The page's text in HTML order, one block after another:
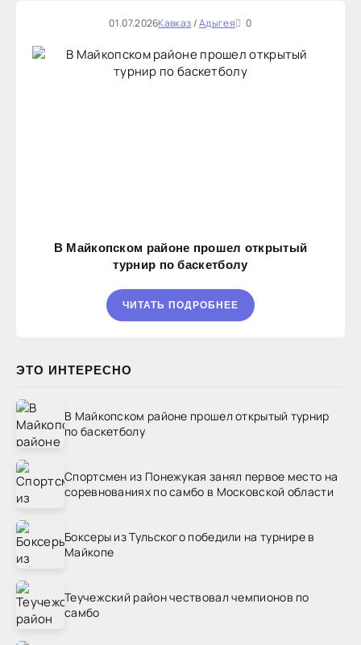
01.07.2026Кавказ/Адыгея 0
В Майкопском районе прошел открытый
турнир по баскетболу
ЧИТАТЬ ПОДРОБНЕЕ
ЭТО ИНТЕРЕСНО
В Майкопском районе прошел открытый турнир
по баскетболу
Спортсмен из Понежукая занял первое место на
соревнованиях по самбо в Московской области
Боксеры из Тульского победили на турнире в
Майкопе
Теучежский район чествовал чемпионов по
самбо